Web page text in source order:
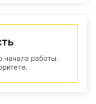
начала работы.